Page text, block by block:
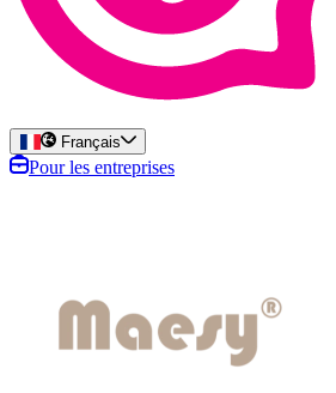
Français
Pour les entreprises